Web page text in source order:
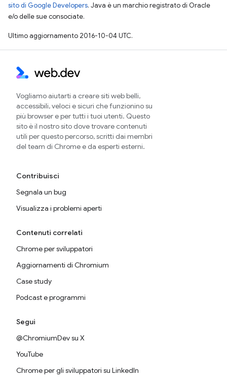
sito di Google Developers. Java è un marchio registrato di Oracle
e/o delle sue consociate.
Ultimo aggiornamento 2016-10-04 UTC.
Vogliamo aiutarti a creare siti web belli,
accessibili, veloci e sicuri che funzionino su
più browser e per tutti i tuoi utenti. Questo
sito è il nostro sito dove trovare contenuti
utili per questo percorso, scritti dai membri
del team di Chrome e da esperti esterni.
Contribuisci
Segnala un bug
Visualizza i problemi aperti
Contenuti correlati
Chrome per sviluppatori
Aggiornamenti di Chromium
Case study
Podcast e programmi
Segui
@ChromiumDev su X
YouTube
Chrome per gli sviluppatori su LinkedIn